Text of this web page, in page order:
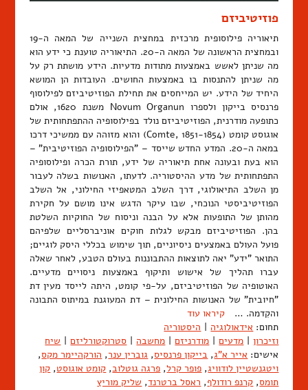
פוזיטיביזם
תיאוריה פילוסופית מרכזית במחצית השנייה של המאה ה-19
ובמחצית הראשונה של המאה ה-20. התיאוריה טוענת כי ידע הוא
מה שניתן לאשש באמצעות מתודות מדעיות. הידע מושתת רק על
מה שניתן להתנסות בו באמצעות החושים. העובדות הן המושא
היחיד של הידע. יש המייחסים את תחילת הפוזיטיביזם לפילוסוף
פרנסיס בייקון ולספרו Novum Organun משנת 1620, אולם
כתופעה מודרנית, הפוזיטיביזם נולד בפילוסופיה ההתפתחותית של
אוגוסט קומט (Comte, 1851-1854) והוא מזוהה עם ממשיכי דרכו
במאה ה-20. המדע החדש שייסד – "הפילוסופיה הפוזיטיבית" –
הוא בעת ובעונה אחת תיאוריה של ידע, תורת הכרה ופילוסופיה
התפתחותית של מדע ההיסטוריה. לדעתו, האנושות בשלה לעבור
מן השלב התיאולוגי, דרך השלב המטאפיזי החילוני, אל השלב
הפוזיטיביסטי הנוכחי, שבו עיקר הדגש אינו מושם על חקירת
מהותן של התופעות אלא על הבנה וניסוח של החוקיות השלטת
בהן. הפוזיטיביזם מבקש לגלות חוקים אוניברסליים שלפיהם
פועל העולם באמצעים ניסיוניים, תוך שימוש בכללי היסק לוגיים;
התואר "ידע" יאה לתוצאות ההתבוננות בעולם הטבע, לאחר שאלה
עברו תהליך של אישוש ותיקוף באמצעות ניסויים מדעיים.
האוטופיה של הפוזיטיביזם, על-פי קומט, היתה לייסד מעין דת
"חיובית" של האנושות החילונית – דת המעוגנת במיתוס התבונה
והקִדמה. … קיראו עוד
תחום: אידאולוגיה | היסטוריה
וזיכרון | מדעים | מודרניזם | מחשבה | סטרוקטורליזם | שיח
אישים: אייר א"ג, בייקון פרנסיס, גוברין ענר, הורקהיימר מקס,
ויטגנשטיין לודוויג, פופר קרל, פרגה גוטלוב, קומט אוגוסט, קון
תומס, קרנפ רודולף, ראסל ברטרנד, שליק מוריץ